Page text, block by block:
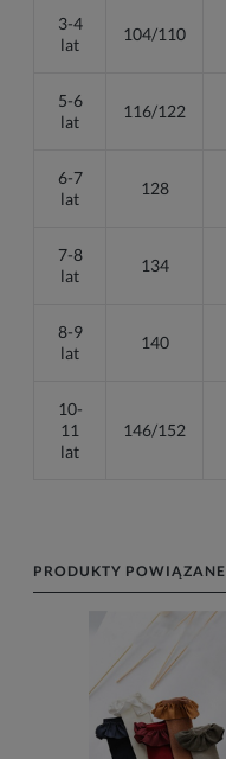
3-4
lat
104/110
5-6
lat
116/122
6-7
lat
128
7-8
lat
134
8-9
lat
140
10-
11
lat
146/152
PRODUKTY POWIĄZANE